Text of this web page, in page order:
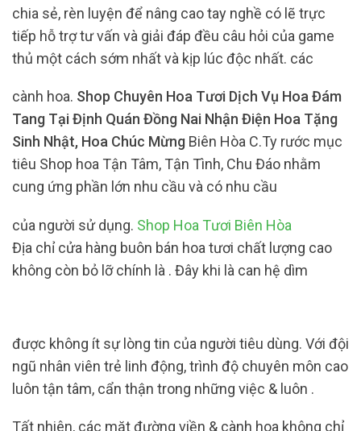
chia sẻ, rèn luyện để nâng cao tay nghề có lẽ trực
tiếp hỗ trợ tư vấn và giải đáp đều câu hỏi của game
thủ một cách sớm nhất và kịp lúc độc nhất. các
cành hoa. Shop Chuyên Hoa Tươi Dịch Vụ Hoa Đám
Tang Tại Định Quán Đồng Nai Nhận Điện Hoa Tặng
Sinh Nhật, Hoa Chúc Mừng Biên Hòa C.Ty rước mục
tiêu Shop hoa Tận Tâm, Tận Tình, Chu Đáo nhằm
cung ứng phần lớn nhu cầu và có nhu cầu
của người sử dụng. Shop Hoa Tươi Biên Hòa
Địa chỉ cửa hàng buôn bán hoa tươi chất lượng cao
không còn bỏ lỡ chính là . Đây khi là can hệ dìm
được không ít sự lòng tin của người tiêu dùng. Với đội
ngũ nhân viên trẻ linh động, trình độ chuyên môn cao
luôn tận tâm, cẩn thận trong những việc & luôn .
Tất nhiên, các mặt đường viền & cành hoa không chỉ